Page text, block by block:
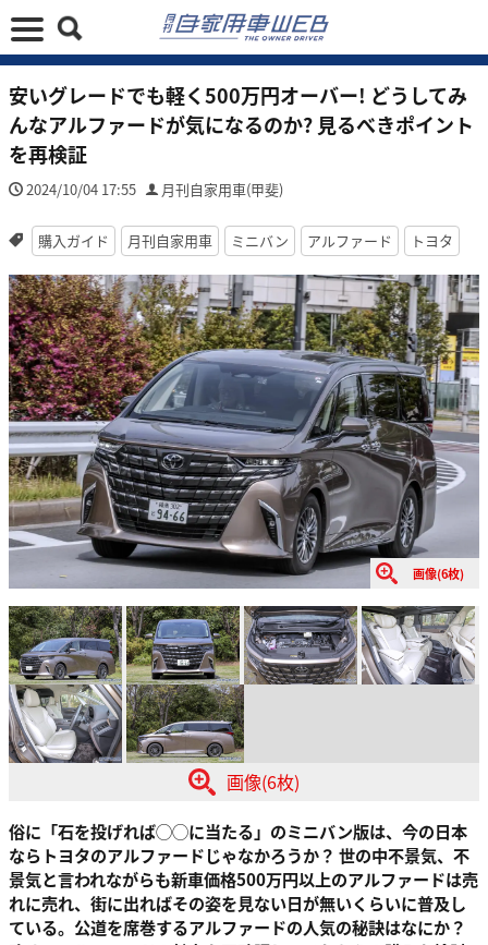
安いグレードでも軽く500万円オーバー! どうしてみ
んなアルファードが気になるのか? 見るべきポイント
を再検証
2024/10/04 17:55 月刊自家用車(甲斐)
購入ガイド 月刊自家用車 ミニバン アルファード トヨタ
画像(6枚)
画像(6枚)
俗に「石を投げれば◯◯に当たる」のミニバン版は、今の日本
ならトヨタのアルファードじゃなかろうか？ 世の中不景気、不
景気と言われながらも新車価格500万円以上のアルファードは売
れに売れ、街に出ればその姿を見ない日が無いくらいに普及し
ている。公道を席巻するアルファードの人気の秘訣はなにか？